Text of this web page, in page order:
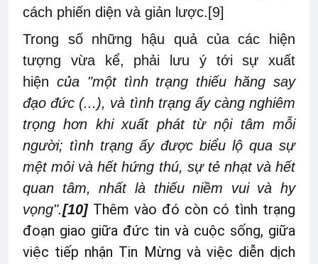
cách phiến diện và giản lược. [9]
Trong số những hậu quả của các hiện
tượng vừa kể, phải lưu ý tới sự xuất
hiện của "một tình trạng thiếu hăng say
đạo đức (...), và tình trạng ấy càng nghiêm
trọng hơn khi xuất phát từ nội tâm mỗi
người; tình trạng ấy được biểu lộ qua sự
mệt mỏi và hết hứng thú, sự tẻ nhạt và hết
quan tâm, nhất là thiếu niềm vui và hy
vọng".[10]Thêm vào đó còn có tình trạng
đoạn giao giữa đức tin và cuộc sống, giữa
việc tiếp nhận Tin Mừng và việc diễn dịch